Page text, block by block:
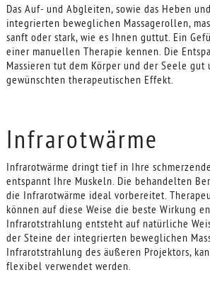
Das Auf- und Abgleiten, sowie das Heben
integrierten beweglichen Massagerollen,
sanft oder stark, wie es Ihnen guttut. Ein
einer manuellen Therapie kennen. Die
Massieren tut dem Körper und der Seele gut
gewünschten therapeutischen Effekt.
Infrarotwärme
Infrarotwärme dringt tief in Ihre
entspannt Ihre Muskeln. Die behandelten
die Infrarotwärme ideal vorbereitet.
können auf diese Weise die beste Wirkung
Infrarotstrahlung entsteht auf natürliche
der Steine der integrierten beweglichen
Infrarotstrahlung des äußeren Projektors,
flexibel verwendet werden.